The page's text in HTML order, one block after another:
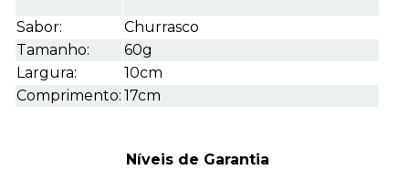
Sabor:
Churrasco
Tamanho:
60g
Largura:
10cm
Comprimento: 17cm
Níveis de Garantia